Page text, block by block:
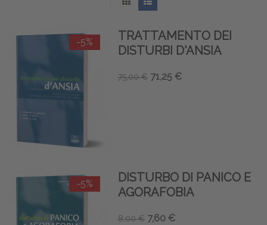
-5%
TRATTAMENTO DEI
DISTURBI D'ANSIA
75,00 € 71,25 €
-5%
DISTURBO DI PANICO E
AGORAFOBIA
8,00 € 7,60 €